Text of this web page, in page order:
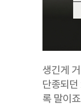
생긴게
단종되
록 말이